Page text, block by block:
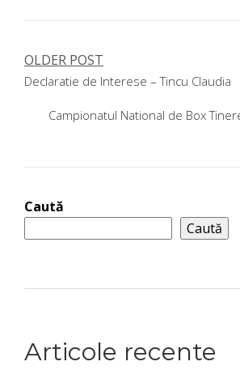
Navigare
în
articole
OLDER POST
Declaratie de Interese – Tincu Claudia
Campionatul National de Box
Caută
Caută
Articole recente